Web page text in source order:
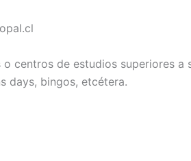
centros de estudios superiores
days, bingos, etcétera.